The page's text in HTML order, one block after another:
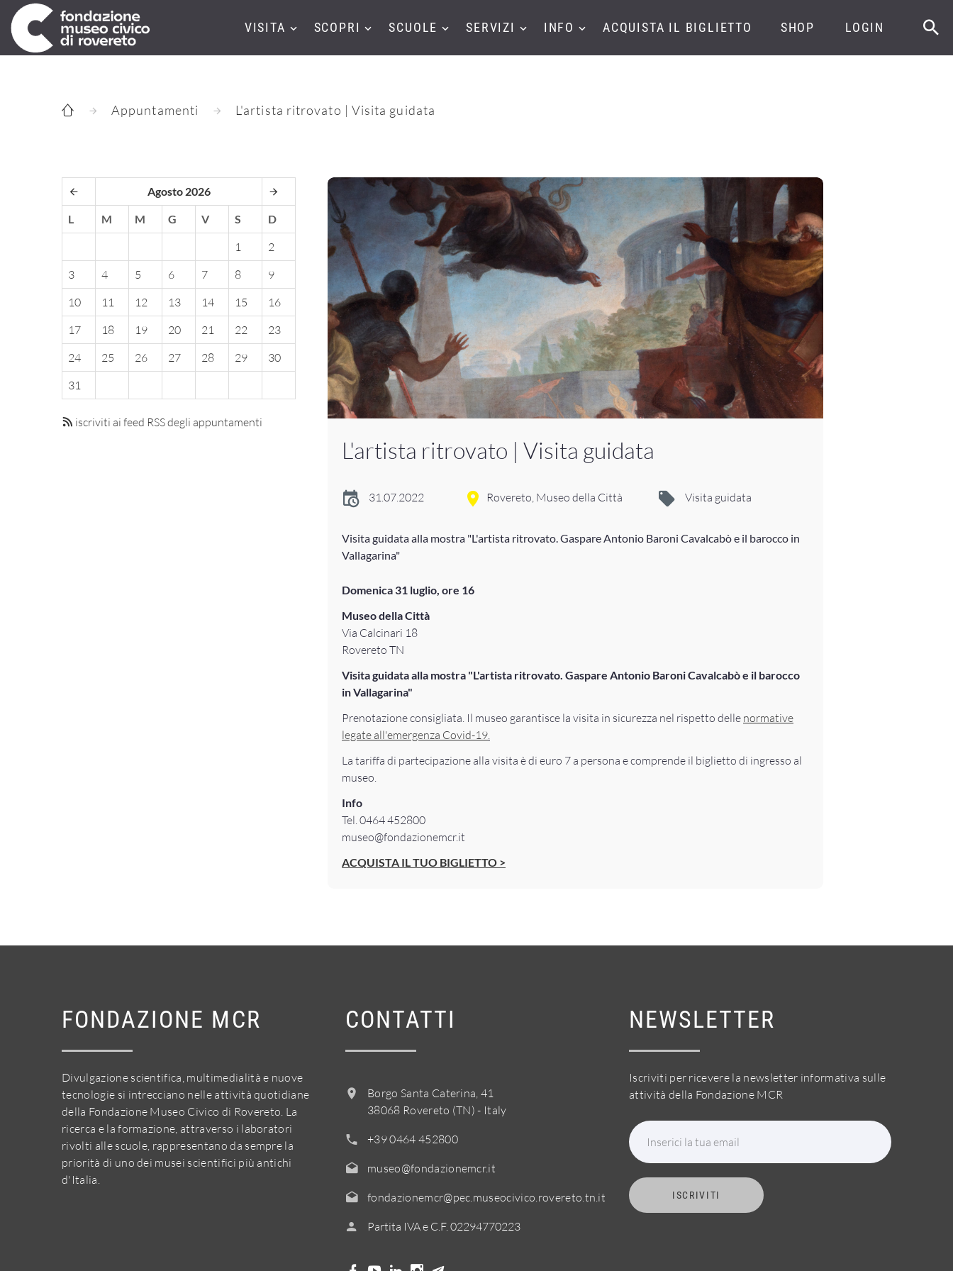
VISITA SCOPRI SCUOLE SERVIZI INFO ACQUISTA IL BIGLIETTO SHOP LOGIN
Appuntamenti L'artista ritrovato | Visita guidata
Agosto 2026
L M M G V S D
1
2
3
4 5 6 7 8
9
10
11 12 13 14 15
16
17
18 19 20 21 22
23
24
25 26 27 28 29
30
31
iscriviti ai feed RSS degli appuntamenti
L'artista ritrovato | Visita guidata
31.07.2022 Rovereto, Museo della Città Visita guidata
Visita guidata alla mostra "L'artista ritrovato. Gaspare Antonio Baroni Cavalcabò e il barocco in
Vallagarina"
Domenica 31 luglio, ore 16
Museo della Città
Via Calcinari 18
Rovereto TN
Visita guidata alla mostra "L'artista ritrovato. Gaspare Antonio Baroni Cavalcabò e il barocco
in Vallagarina"
Prenotazione consigliata. Il museo garantisce la visita in sicurezza nel rispetto delle normative
legate all'emergenza Covid-19.
La tariffa di partecipazione alla visita è di euro 7 a persona e comprende il biglietto di ingresso al
museo.
Info
Tel. 0464 452800
museo@fondazionemcr.it
ACQUISTA IL TUO BIGLIETTO >
FONDAZIONE MCR
Divulgazione scientifica, multimedialità e nuove
tecnologie si intrecciano nelle attività quotidiane
della Fondazione Museo Civico di Rovereto. La
ricerca e la formazione, attraverso i laboratori
rivolti alle scuole, rappresentano da sempre la
priorità di uno dei musei scientifici più antichi
d'Italia.
CONTATTI
Borgo Santa Caterina, 41
38068 Rovereto (TN) - Italy
+39 0464 452800
museo@fondazionemcr.it
fondazionemcr@pec.museocivico.rovereto.tn.it
Partita IVA e C.F. 02294770223
NEWSLETTER
Iscriviti per ricevere la newsletter informativa sulle
attività della Fondazione MCR
Inserici la tua email
ISCRIVITI